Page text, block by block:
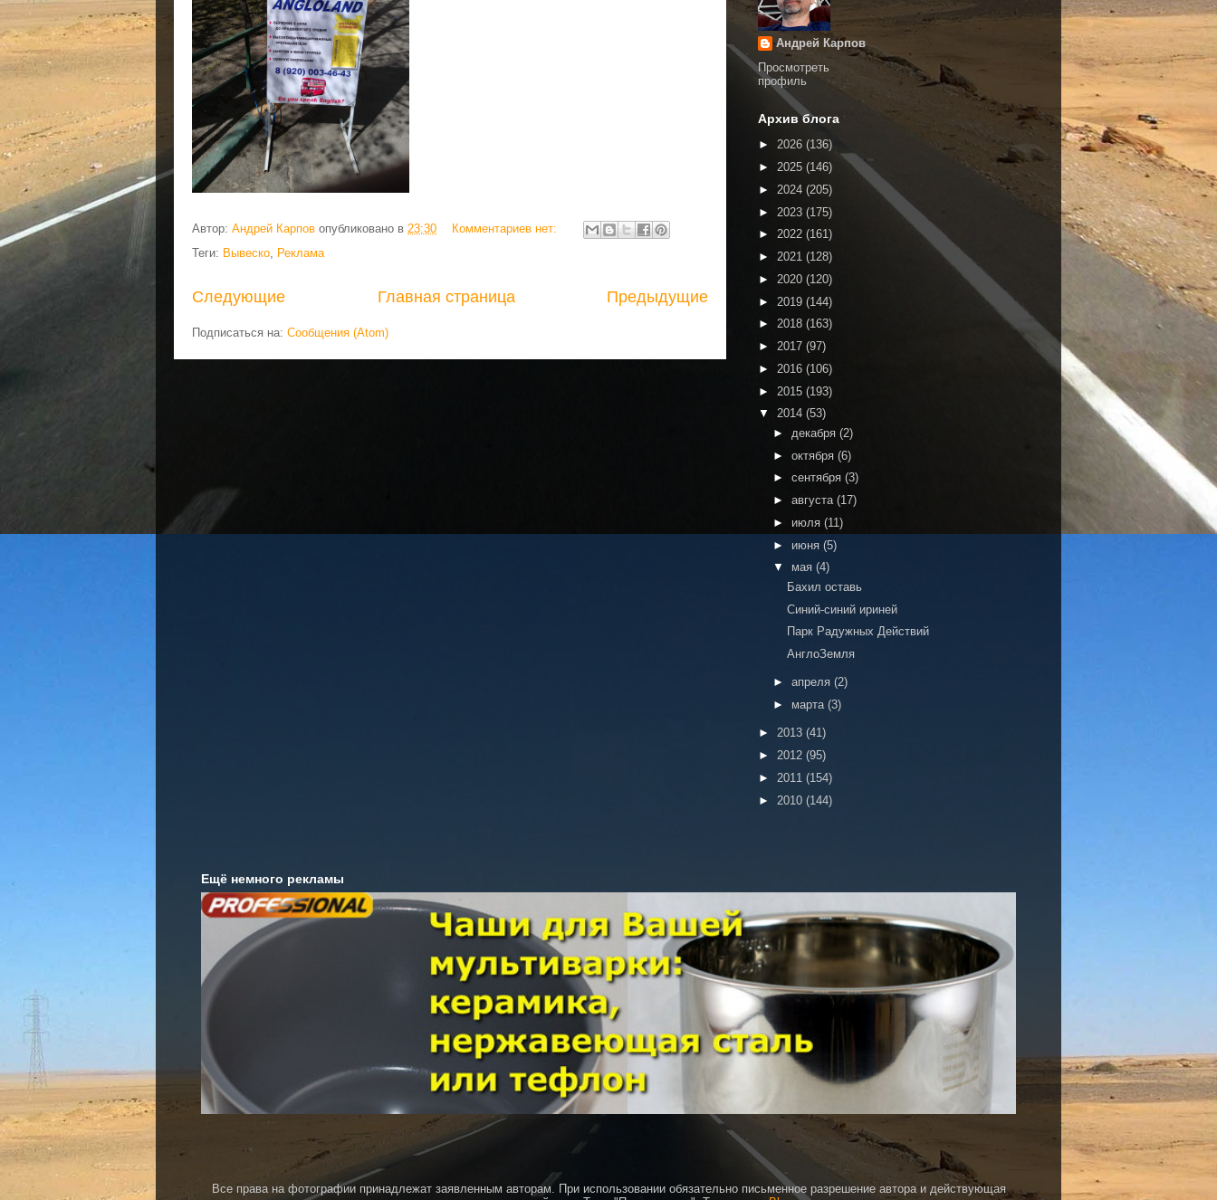
Автор: Андрей Карпов опубликовано в 23:30
Комментариев нет:
Теги: Вывеско, Реклама
Следующие Предыдущие
Главная страница
Подписаться на: Сообщения (Atom)
Андрей Карпов
Просмотреть
профиль
Архив блога
► 2026 (136)
► 2025 (146)
► 2024 (205)
► 2023 (175)
► 2022 (161)
► 2021 (128)
► 2020 (120)
► 2019 (144)
► 2018 (163)
► 2017 (97)
► 2016 (106)
► 2015 (193)
▼ 2014 (53)
► декабря (2)
► октября (6)
► сентября (3)
► августа (17)
► июля (11)
► июня (5)
▼ мая (4)
Бахил оставь
Синий-синий ириней
Парк Радужных Действий
АнглоЗемля
► апреля (2)
► марта (3)
► 2013 (41)
► 2012 (95)
► 2011 (154)
► 2010 (144)
Ещё немного рекламы
Все права на фотографии принадлежат заявленным авторам. При использовании обязательно письменное разрешение автора и действующая